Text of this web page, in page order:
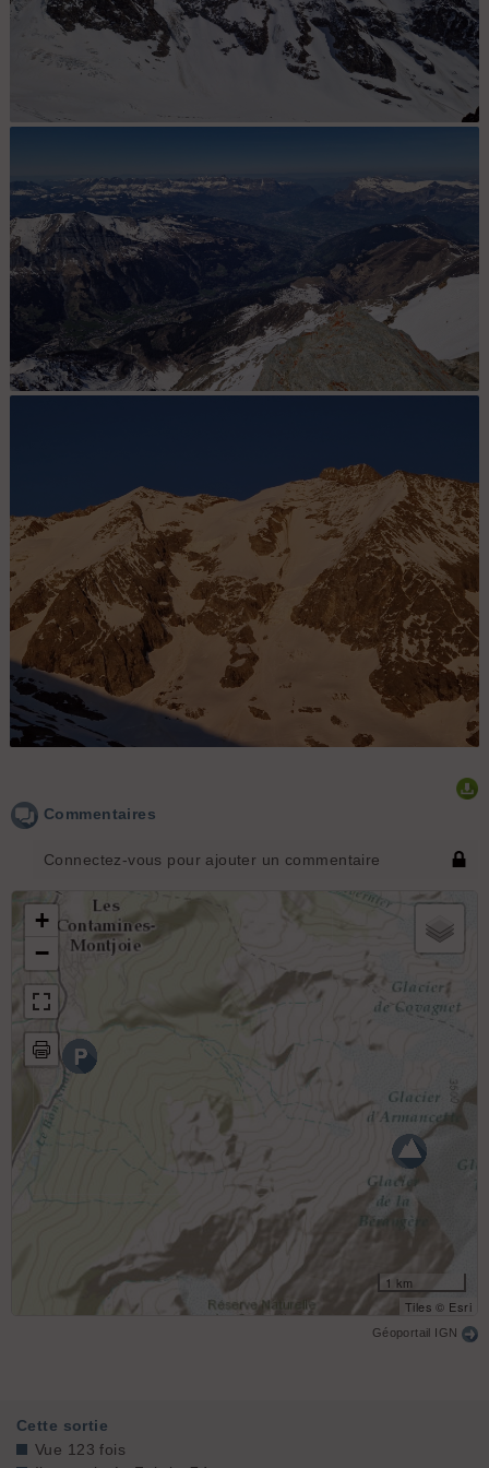
Commentaires
Connectez-vous pour ajouter un commentaire
+
−
1 km
Tiles © Esri
Géoportail IGN
Cette sortie
Vue 123 fois